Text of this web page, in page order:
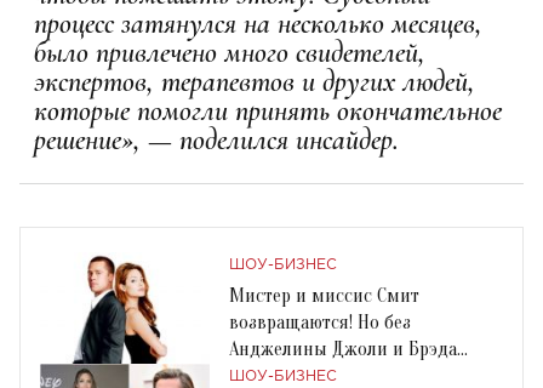
процесс затянулся на несколько месяцев,
было привлечено много свидетелей,
экспертов, терапевтов и других людей,
которые помогли принять окончательное
решение», — поделился инсайдер.
ШОУ-БИЗНЕС
Мистер и миссис Смит
возвращаются! Но без
Анджелины Джоли и Брэда
Питта
ШОУ-БИЗНЕС